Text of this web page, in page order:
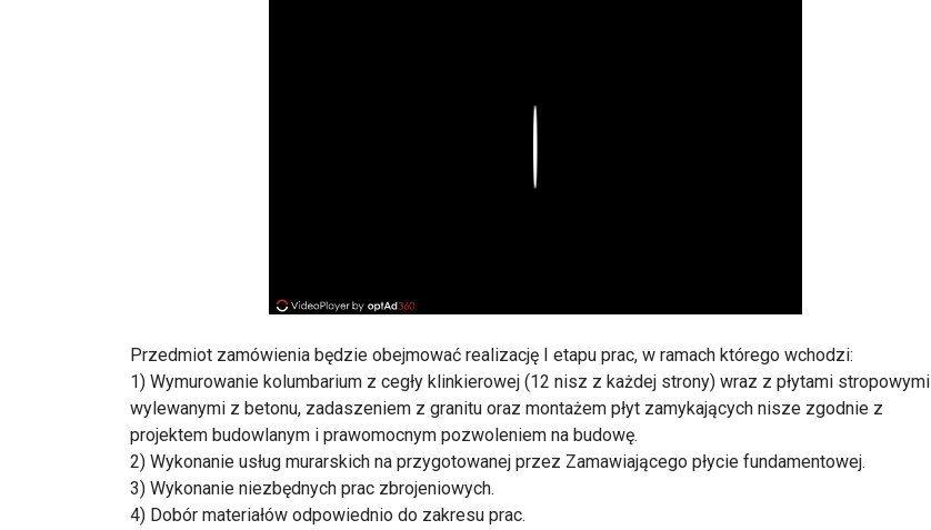
Przedmiot zamówienia będzie obejmować realizację I etapu prac, w ramach którego wchodzi:
1) Wymurowanie kolumbarium z cegły klinkierowej (12 nisz z każdej strony) wraz z płytami stropowymi
wylewanymi z betonu, zadaszeniem z granitu oraz montażem płyt zamykających nisze zgodnie z
projektem budowlanym i prawomocnym pozwoleniem na budowę.
2) Wykonanie usług murarskich na przygotowanej przez Zamawiającego płycie fundamentowej.
3) Wykonanie niezbędnych prac zbrojeniowych.
4) Dobór materiałów odpowiednio do zakresu prac.